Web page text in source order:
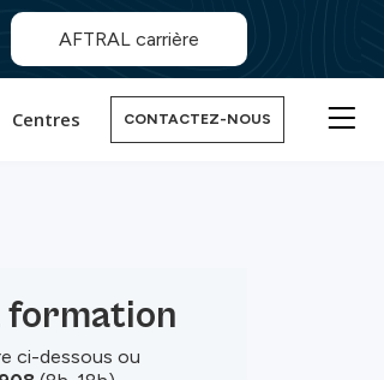
AFTRAL carrière
Centres CONTACTEZ-NOUS
formation
ci-dessous ou